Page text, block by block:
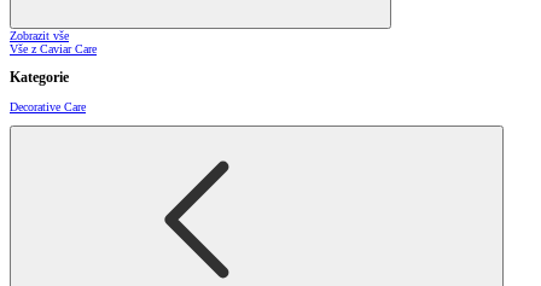
Zobrazit vše
Vše z Caviar Care
Kategorie
Decorative Care